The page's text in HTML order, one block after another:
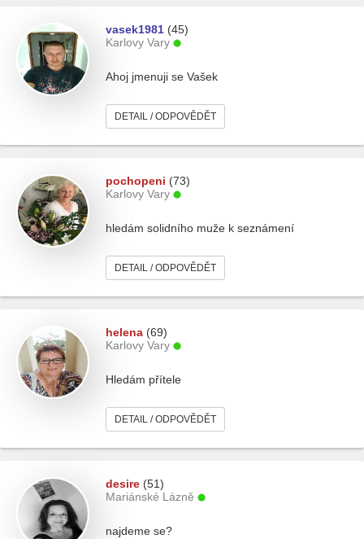
vasek1981 (45)
Karlovy Vary
Ahoj jmenuji se Vašek
DETAIL / ODPOVĚDĚT
pochopeni (73)
Karlovy Vary
hledám solidního muže k seznámení
DETAIL / ODPOVĚDĚT
helena (69)
Karlovy Vary
Hledám přítele
DETAIL / ODPOVĚDĚT
desire (51)
Mariánské Lázně
najdeme se?